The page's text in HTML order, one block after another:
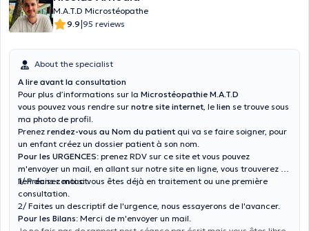
M.A.T.D Microstéopathe
9.9|95 reviews
About the specialist
A lire avant la consultation
Pour plus d’informations sur la Microstéopathie M.A.T.D
vous pouvez vous rendre sur notre site internet, le lien se trouve sous
ma photo de profil.
Prenez rendez-vous au Nom du patient qui va se faire soigner, pour
un enfant créez un dossier patient à son nom.
Pour les URGENCES: prenez RDV sur ce site et vous pouvez
m'envoyer un mail, en allant sur notre site en ligne, vous trouverez un
lien dans contact.
1/ Précisez moi si vous êtes déjà en traitement ou une première
consultation.
2/ Faites un descriptif de l'urgence, nous essayerons de l'avancer.
Pour les Bilans: Merci de m'envoyer un mail.